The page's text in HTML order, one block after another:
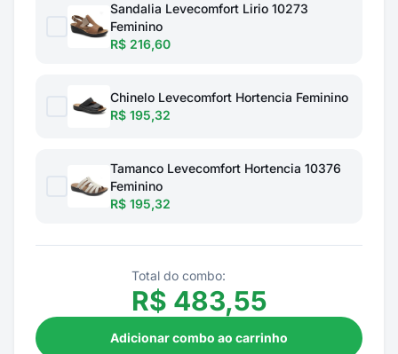
Sandalia Levecomfort Lirio 10273
Feminino
R$ 216,60
Chinelo Levecomfort Hortencia Feminino
R$ 195,32
Tamanco Levecomfort Hortencia 10376
Feminino
R$ 195,32
Total do combo:
R$ 483,55
Adicionar combo ao carrinho